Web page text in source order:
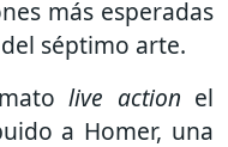
más esperadas
séptimo arte.
live action el
a Homer, una